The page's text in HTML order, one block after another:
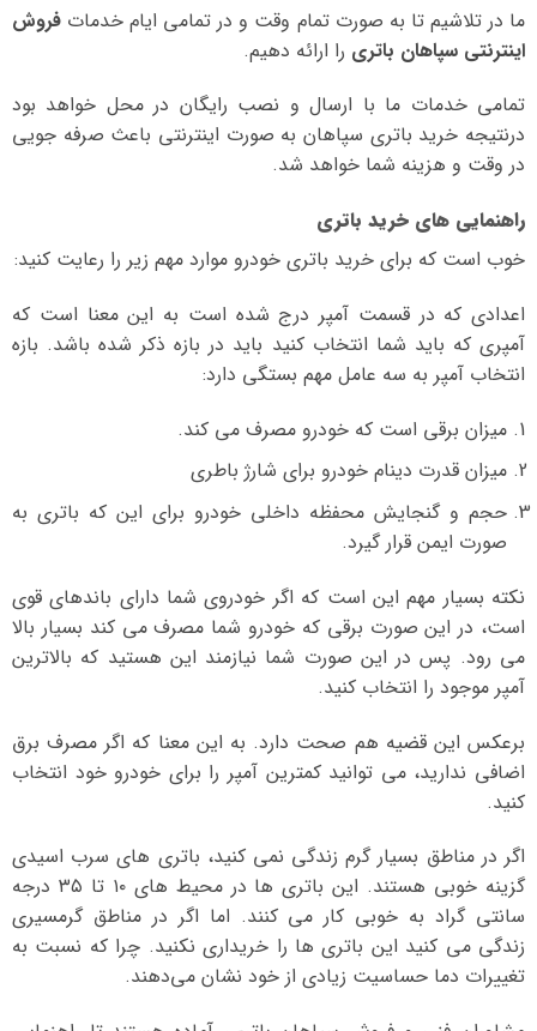
ما در تلاشیم تا به صورت تمام وقت و در تمامی ایام خدمات فروش
اینترنتی سپاهان باتری را ارائه دهیم.
تمامی خدمات ما با ارسال و نصب رایگان در محل خواهد بود
درنتیجه خرید باتری سپاهان به صورت اینترنتی باعث صرفه جویی
در وقت و هزینه شما خواهد شد.
راهنمایی های خرید باتری
خوب است که برای خرید باتری خودرو موارد مهم زیر را رعایت کنید:
اعدادی که در قسمت آمپر درج شده است به این معنا است که
آمپری که باید شما انتخاب کنید باید در بازه ذکر شده باشد. بازه
انتخاب آمپر به سه عامل مهم بستگی دارد:
میزان برقی است که خودرو مصرف می کند.
میزان قدرت دینام خودرو برای شارژ باطری
حجم و گنجایش محفظه داخلی خودرو برای این که باتری به
صورت ایمن قرار گیرد.
نکته بسیار مهم این است که اگر خودروی شما دارای باندهای قوی
است، در این صورت برقی که خودرو شما مصرف می کند بسیار بالا
می رود. پس در این صورت شما نیازمند این هستید که بالاترین
آمپر موجود را انتخاب کنید.
برعکس این قضیه هم صحت دارد. به این معنا که اگر مصرف برق
اضافی ندارید، می توانید کمترین آمپر را برای خودرو خود انتخاب
کنید.
اگر در مناطق بسیار گرم زندگی نمی کنید، باتری های سرب اسیدی
گزینه خوبی هستند. این باتری ها در محیط های ۱۰ تا ۳۵ درجه
سانتی گراد به خوبی کار می کنند. اما اگر در مناطق گرمسیری
زندگی می کنید این باتری ها را خریداری نکنید. چرا که نسبت به
تغییرات دما حساسیت زیادی از خود نشان می‌دهند.